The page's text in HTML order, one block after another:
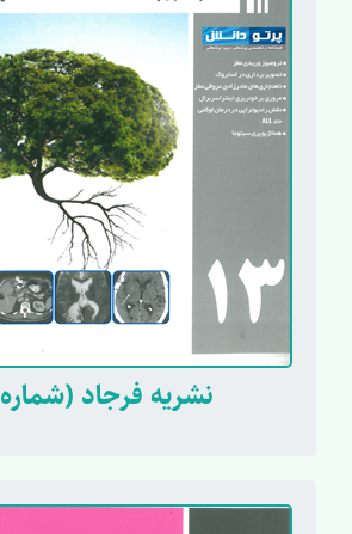
نشریه فرجاد (شماره 13)